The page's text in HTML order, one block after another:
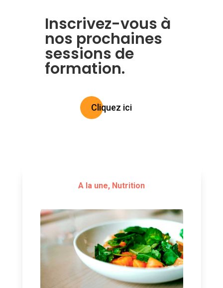
Inscrivez-vous à
nos prochaines
sessions de
formation.
Cliquez ici
A la une, Nutrition